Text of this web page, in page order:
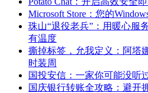
Microsoft Store：您的
珠山“退役老兵”：用暖心服
有温度
撕掉标签，允我定义：阿塔
时装周
国投安信：一家你可能没听
国庆银行转账全攻略：避开